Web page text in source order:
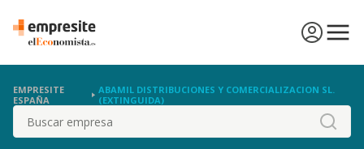
EMPRESITE
ESPAÑA
ABAMIL DISTRIBUCIONES Y COMERCIALIZACION SL.
(EXTINGUIDA)
Buscar